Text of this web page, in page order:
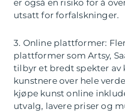
er også en risiko for å
utsatt for forfalskninger.
3. Online plattformer:
plattformer som Artsy,
tilbyr et bredt spekter av
kunstnere over hele
kjøpe kunst online
utvalg, lavere priser og